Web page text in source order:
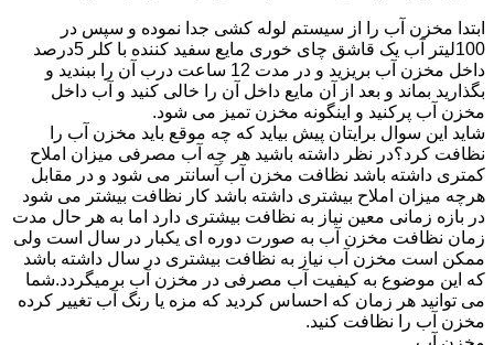
ابتدا مخزن آب را از سیستم لوله کشی جدا نموده و سپس در
100لیتر آب یک قاشق چای خوری مایع سفید کننده با کلر 5درصد
داخل مخزن آب بریزید و در مدت 12 ساعت درب آن را ببندید و
بگذارید بماند و بعد از آن مایع داخل آن را خالی کنید و آب داخل
مخزن آب پرکنید و اینگونه مخزن تمیز می شود.
شاید این سوال برایتان پیش بیاید که چه موقع باید مخزن آب را
نظافت کرد؟در نظر داشته باشید هر چه آب مصرفی میزان املاح
کمتری داشته باشد نظافت مخزن آب آسانتر می شود و در مقابل
هرچه میزان املاح بیشتری داشته باشد کار نظافت بیشتر می شود
در بازه زمانی معین نیاز به نظافت بیشتری دارد اما به هر حال مدت
زمان نظافت مخزن آب به صورت دوره ای یکبار در سال است ولی
ممکن است مخزن آب نیاز به نظافت بیشتری در سال داشته باشد
که این موضوع به کیفیت آب مصرفی در مخزن آب برمیگردد.شما
می توانید هر زمان که احساس کردید که مزه یا رنگ آب تغییر کرده
مخزن آب را نظافت کنید.